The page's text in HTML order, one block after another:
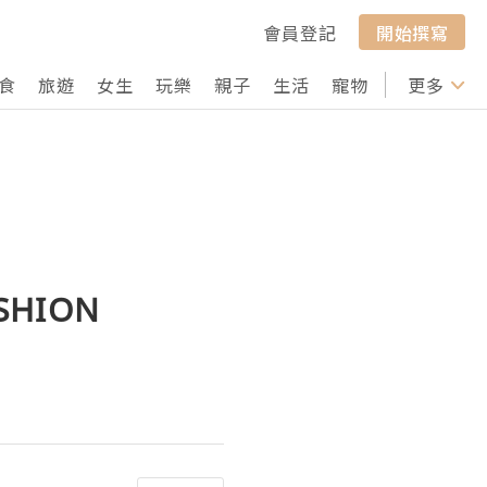
會員登記
開始撰寫
旅遊 女生 玩樂 親子 生活 寵物 行山 打卡
更多